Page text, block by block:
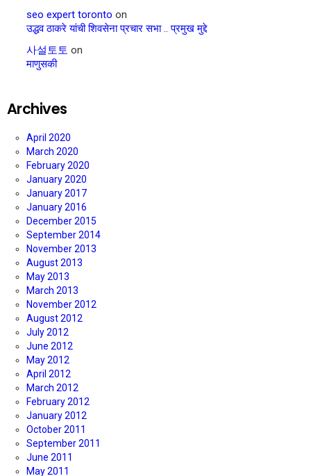
seo expert toronto on
उद्धव ठाकरे यांची शिवसेना प्रचार सभा .. प्रमुख मुद्दे
사설토토 on
माणुसकी
Archives
April 2020
March 2020
February 2020
January 2020
January 2017
January 2016
December 2015
September 2014
November 2013
August 2013
May 2013
March 2013
November 2012
August 2012
July 2012
June 2012
May 2012
April 2012
March 2012
February 2012
January 2012
October 2011
September 2011
June 2011
May 2011